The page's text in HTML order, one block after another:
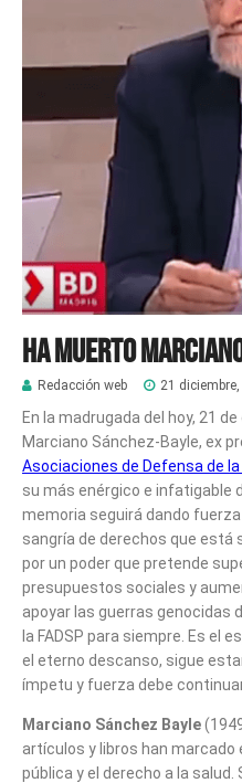
Ha muerto
Redacción web 21
En la madrugada del hoy, 21
Marciano Sánchez-Bayle, ex
Asociaciones de Defensa de la
su más enérgico e infatigable
memoria seguirá dando
sangría de derechos que
por un poder que pretende
presupuestos sociales y
apoyar las guerras genocidas
la FADSP para siempre. Es el
el eterno descanso, sigue
ímpetu y fuerza debe
Marciano Sánchez Bayle
artículos y libros han marcado
pública y el derecho a la